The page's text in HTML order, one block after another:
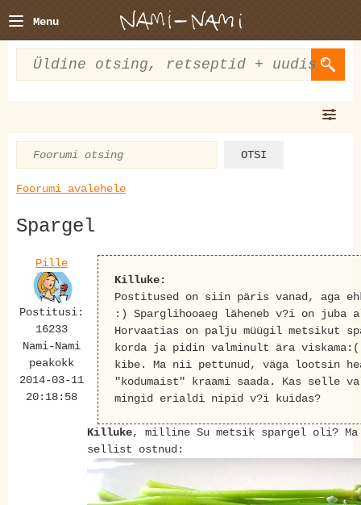
Menu
Foorumi avalehele
Spargel
Pille
Postitusi:
16233
Nami-Nami
peakokk
2014-03-11
20:18:58
Killuke:
Postitused on siin päris vanad, aga
:) Sparglihooaeg läheneb v?i on juba
Horvaatias on palju müügil metsikut
korda ja pidin valminult ära
kibe. Ma nii pettunud, väga lootsin
"kodumaist" kraami saada. Kas selle
mingid erialdi nipid v?i kuidas?
Killuke, milline Su metsik spargel oli?
sellist ostnud: